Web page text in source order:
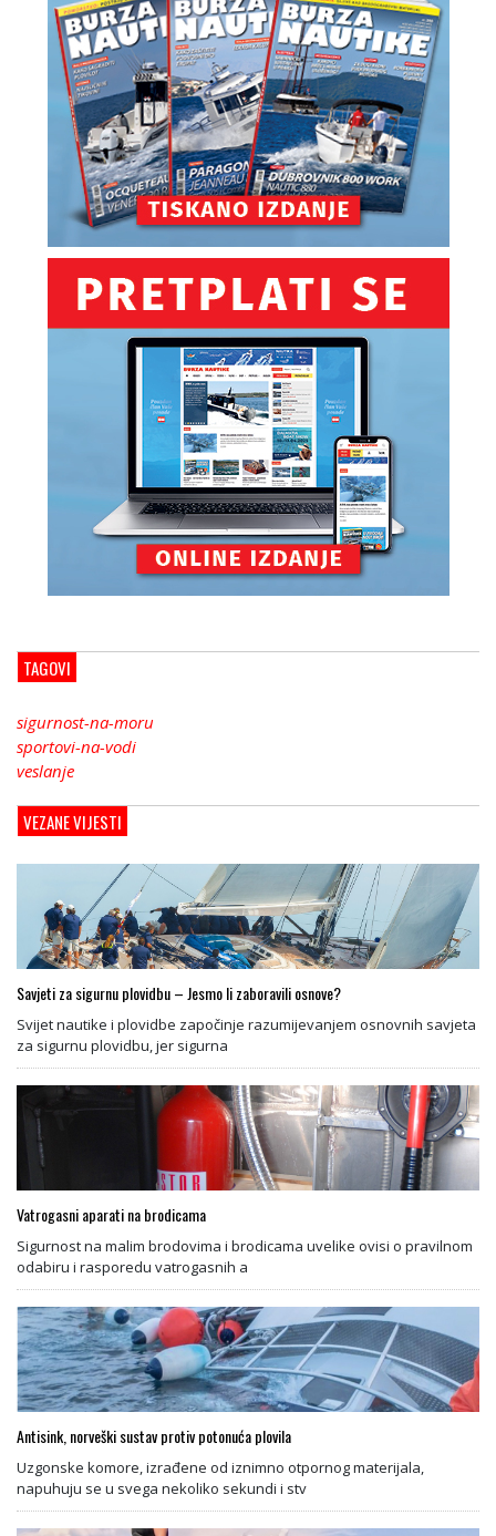
TAGOVI
sigurnost-na-moru
sportovi-na-vodi
veslanje
VEZANE VIJESTI
Savjeti za sigurnu plovidbu – Jesmo li zaboravili osnove?
Svijet nautike i plovidbe započinje razumijevanjem osnovnih savjeta
za sigurnu plovidbu, jer sigurna
Vatrogasni aparati na brodicama
Sigurnost na malim brodovima i brodicama uvelike ovisi o pravilnom
odabiru i rasporedu vatrogasnih a
Antisink, norveški sustav protiv potonuća plovila
Uzgonske komore, izrađene od iznimno otpornog materijala,
napuhuju se u svega nekoliko sekundi i stv